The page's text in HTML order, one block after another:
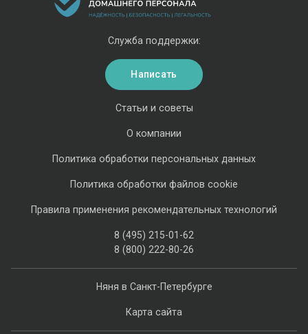
Няня в Санкт-Петербурге
Карта сайта
Статьи и советы
О компании
Политика обработки персональных данных
Политика обработки файлов cookie
Правила применения рекомендательных технологий
8 (495) 215-01-62
8 (800) 222-80-26
Служба поддержки:
Написать